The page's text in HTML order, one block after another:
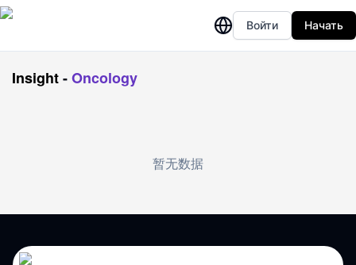
Войти Начать
Insight-Oncology
暂无数据